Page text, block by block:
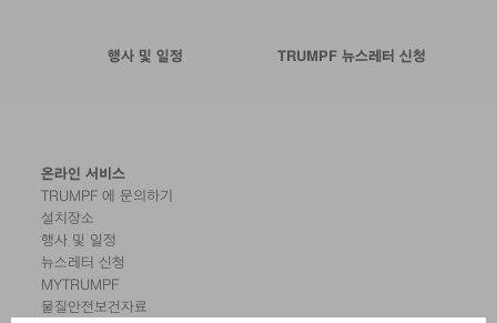
행사 및 일정 TRUMPF 뉴스레터 신청
온라인 서비스
TRUMPF 에 문의하기
설치장소
행사 및 일정
뉴스레터 신청
MYTRUMPF
물질안전보건자료